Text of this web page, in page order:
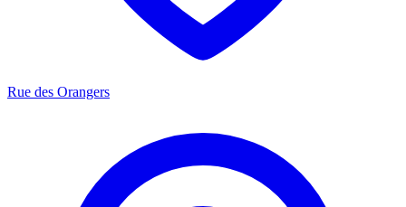
Rue des Orangers